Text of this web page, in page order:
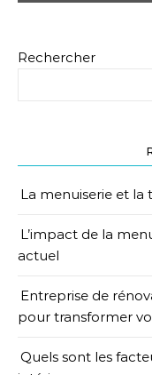
Rechercher
La menuiserie et la
L’impact de la
actuel
Entreprise de
pour transformer
Quels sont les